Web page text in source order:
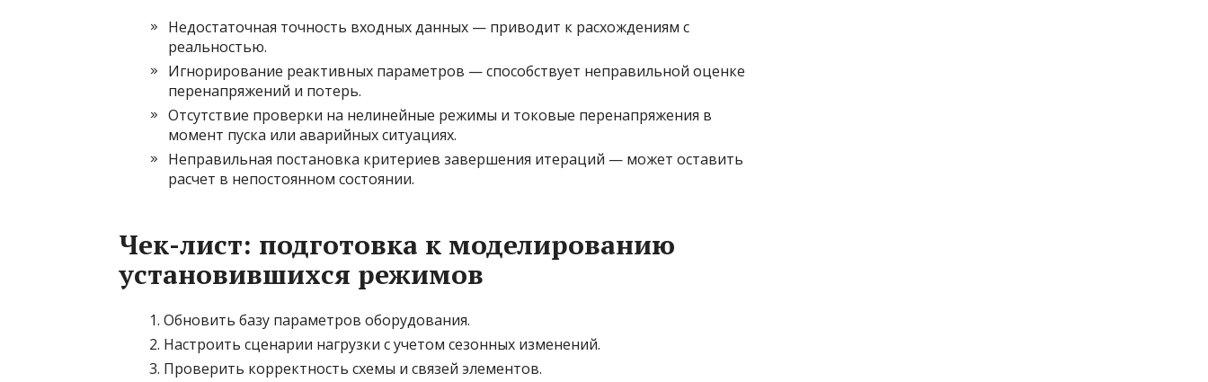
Недостаточная точность входных данных — приводит к расхождениям с
реальностью.
Игнорирование реактивных параметров — способствует неправильной оценке
перенапряжений и потерь.
Отсутствие проверки на нелинейные режимы и токовые перенапряжения в
момент пуска или аварийных ситуациях.
Неправильная постановка критериев завершения итераций — может оставить
расчет в непостоянном состоянии.
Чек-лист: подготовка к моделированию
установившихся режимов
Обновить базу параметров оборудования.
Настроить сценарии нагрузки с учетом сезонных изменений.
Проверить корректность схемы и связей элементов.